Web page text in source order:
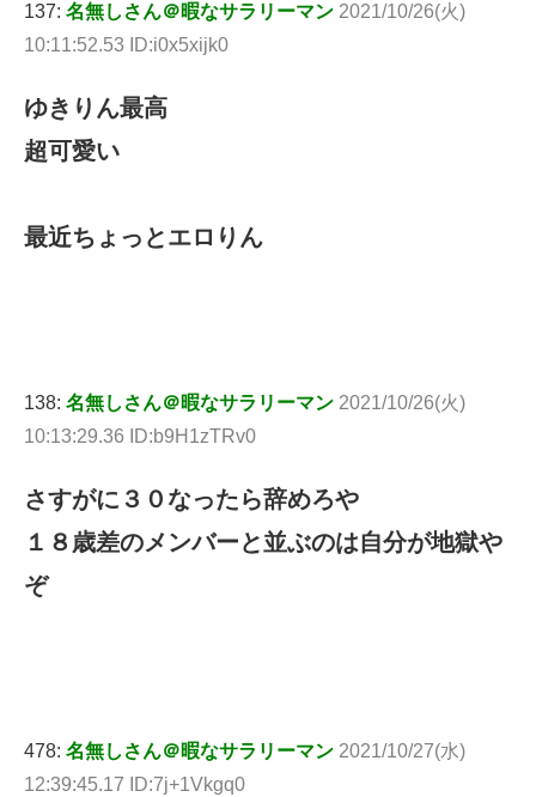
137: 名無しさん＠暇なサラリーマン 2021/10/26(火)
10:11:52.53 ID:i0x5xijk0
ゆきりん最高
超可愛い
最近ちょっとエロりん
138: 名無しさん＠暇なサラリーマン 2021/10/26(火)
10:13:29.36 ID:b9H1zTRv0
さすがに３０なったら辞めろや
１８歳差のメンバーと並ぶのは自分が地獄や
ぞ
478: 名無しさん＠暇なサラリーマン 2021/10/27(水)
12:39:45.17 ID:7j+1Vkgq0